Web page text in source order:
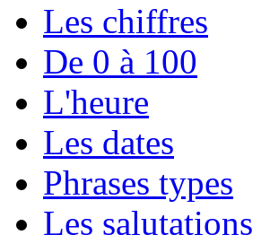
Les chiffres
De 0 à 100
L'heure
Les dates
Phrases types
Les salutations